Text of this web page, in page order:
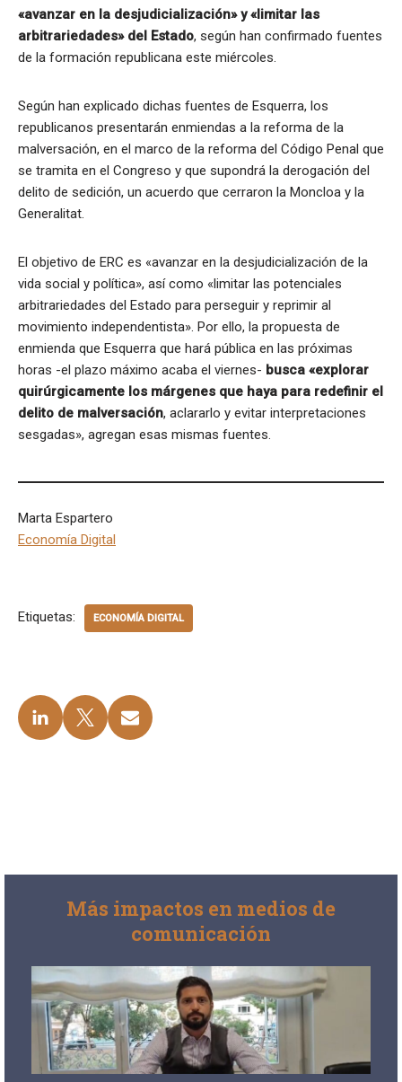
«avanzar en la desjudicialización» y «limitar las
arbitrariedades» del Estado, según han confirmado fuentes
de la formación republicana este miércoles.
Según han explicado dichas fuentes de Esquerra, los
republicanos presentarán enmiendas a la reforma de la
malversación, en el marco de la reforma del Código Penal que
se tramita en el Congreso y que supondrá la derogación del
delito de sedición, un acuerdo que cerraron la Moncloa y la
Generalitat.
El objetivo de ERC es «avanzar en la desjudicialización de la
vida social y política», así como «limitar las potenciales
arbitrariedades del Estado para perseguir y reprimir al
movimiento independentista». Por ello, la propuesta de
enmienda que Esquerra que hará pública en las próximas
horas -el plazo máximo acaba el viernes- busca «explorar
quirúrgicamente los márgenes que haya para redefinir el
delito de malversación, aclararlo y evitar interpretaciones
sesgadas», agregan esas mismas fuentes.
Marta Espartero
Economía Digital
Etiquetas: ECONOMÍA DIGITAL
Más impactos en medios de
comunicación